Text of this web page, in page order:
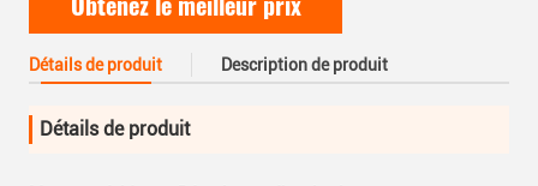
Détails de produit Description de produit
Détails de produit